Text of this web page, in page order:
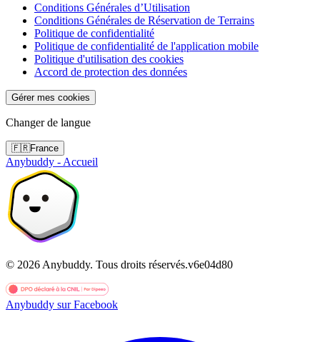
Conditions Générales d’Utilisation
Conditions Générales de Réservation de Terrains
Politique de confidentialité
Politique de confidentialité de l'application mobile
Politique d'utilisation des cookies
Accord de protection des données
Gérer mes cookies
Changer de langue
🇫🇷France
Anybuddy - Accueil
© 2026 Anybuddy. Tous droits réservés.v6e04d80
Anybuddy sur Facebook